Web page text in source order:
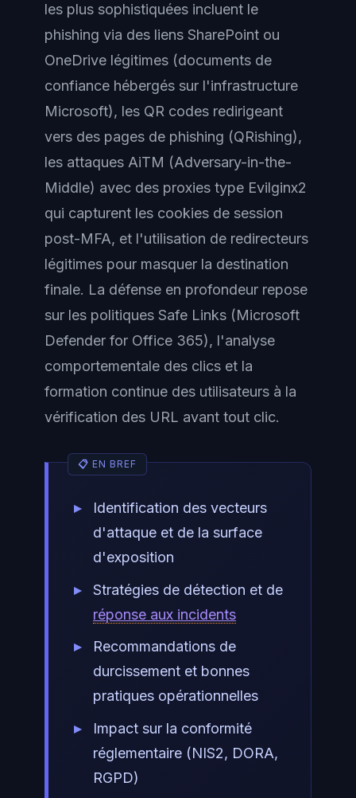
les plus sophistiquées incluent le
phishing via des liens SharePoint ou
OneDrive légitimes (documents de
confiance hébergés sur l'infrastructure
Microsoft), les QR codes redirigeant
vers des pages de phishing (QRishing),
les attaques AiTM (Adversary-in-the-
Middle) avec des proxies type Evilginx2
qui capturent les cookies de session
post-MFA, et l'utilisation de redirecteurs
légitimes pour masquer la destination
finale. La défense en profondeur repose
sur les politiques Safe Links (Microsoft
Defender for Office 365), l'analyse
comportementale des clics et la
formation continue des utilisateurs à la
vérification des URL avant tout clic.
Identification des vecteurs
d'attaque et de la surface
d'exposition
Stratégies de détection et de
réponse aux incidents
Recommandations de
durcissement et bonnes
pratiques opérationnelles
Impact sur la conformité
réglementaire (NIS2, DORA,
RGPD)